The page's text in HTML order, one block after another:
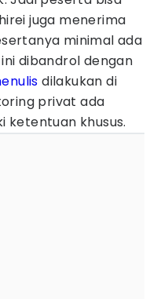
juga menerima
minimal ada
dibandrol dengan
dilakukan di
privat ada
ketentuan khusus.